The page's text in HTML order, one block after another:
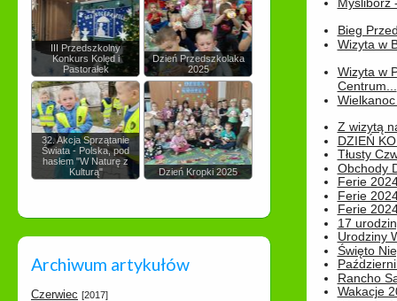
III Przedszkolny
Konkurs Kolęd i
Pastorałek
Dzień Przedszkolaka
2025
32. Akcja Sprzątanie
Świata - Polska, pod
hasłem "W Naturę z
Kulturą"
Dzień Kropki 2025
Archiwum artykułów
Czerwiec [2017]
Bieg
Wizyta w
Wizyta w
Centrum...
Z wizytą
DZIEŃ
Tłusty
Obchody
Ferie
Ferie
Ferie
17
Urodziny
Święto
Rancho
Wakacje